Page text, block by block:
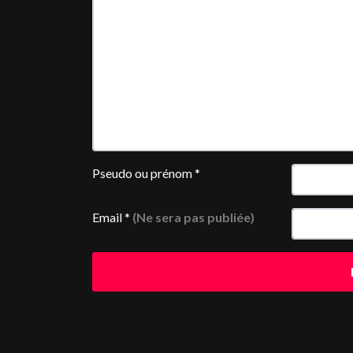
Pseudo ou prénom*
Email* (Ne sera pas publiée)